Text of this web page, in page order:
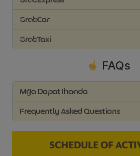
GrabCar
GrabTaxi
FAQs
Mga Dapat Ihanda
Frequently Asked Questions